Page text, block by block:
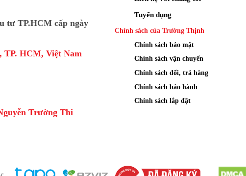
tư TP.HCM cấp ngày
TP. HCM, Việt Nam
Trường Thi
Tuyển dụng
Chính sách của Trường Thịnh
Chính sách bảo mật
Chính sách vận chuyển
Chính sách đổi, trả hàng
Chính sách bảo hành
Chính sách lắp đặt